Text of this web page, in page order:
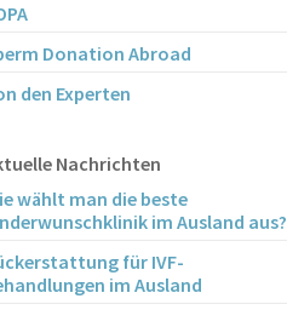
Donation Abroad
den Experten
Nachrichten
wählt man die beste
im Ausland aus?
für IVF-
im Ausland